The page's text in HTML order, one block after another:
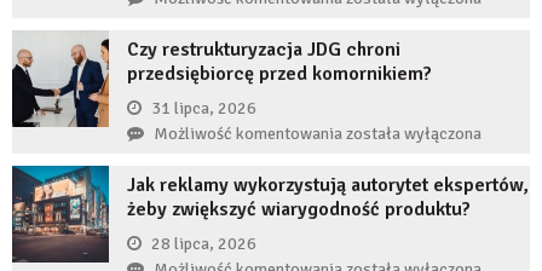
stanie,
jeśli
długi
uzupełnię
Czy restrukturyzacja JDG chroni
przedsiębiorcę przed komornikiem?
31 lipca, 2026
Możliwość komentowaniaCzy
JDG
chroni
przed
została wyłączona
Jak reklamy wykorzystują autorytet ekspertów,
żeby zwiększyć wiarygodność produktu?
28 lipca, 2026